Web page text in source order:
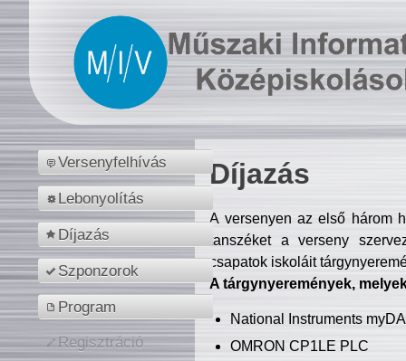
Versenyfelhívás
Lebonyolítás
Díjazás
Szponzorok
Program
Regisztráció
Díjazás
A versenyen az első három
tanszéket a verseny
csapatok iskoláit
A tárgynyeremények,
National Instruments
OMRON CP1LE PLC